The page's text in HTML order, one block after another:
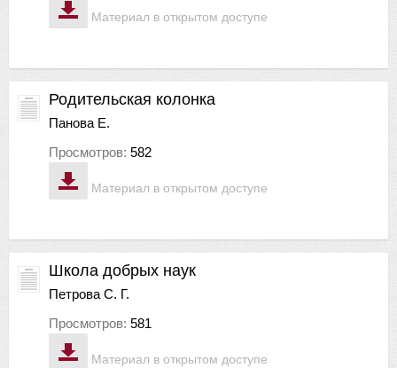
Материал в открытом доступе
Материал в открытом доступе
Родительская колонка
Панова Е.
Просмотров: 582
Материал в открытом доступе
Школа добрых наук
Петрова С. Г.
Просмотров: 581